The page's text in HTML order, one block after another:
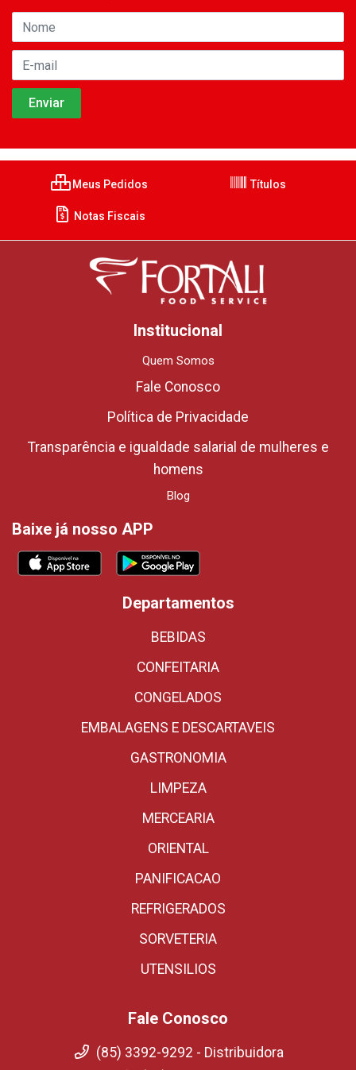
Meus Pedidos Títulos
Notas Fiscais
Institucional
Quem Somos
Fale Conosco
Política de Privacidade
Transparência e igualdade salarial de mulheres e
homens
Blog
Baixe já nosso APP
Departamentos
BEBIDAS
CONFEITARIA
CONGELADOS
EMBALAGENS E DESCARTAVEIS
GASTRONOMIA
LIMPEZA
MERCEARIA
ORIENTAL
PANIFICACAO
REFRIGERADOS
SORVETERIA
UTENSILIOS
Fale Conosco
(85) 3392-9292 - Distribuidora